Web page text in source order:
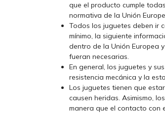
que el producto cumple
normativa de la Unión
Todos los juguetes deben ir
mínimo, la siguiente
dentro de la Unión Europea
fueran necesarias.
En general, los juguetes y
resistencia mecánica y la
Los juguetes tienen que
causen heridas. Asimismo,
manera que el contacto con